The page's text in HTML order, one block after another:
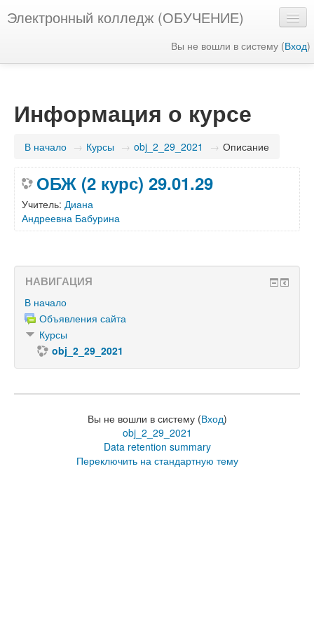
Электронный колледж (ОБУЧЕНИЕ)
Вы не вошли в систему (Вход)
Информация о курсе
В начало → Курсы → obj_2_29_2021 → Описание
ОБЖ (2 курс) 29.01.29
Учитель: Диана
Андреевна Бабурина
НАВИГАЦИЯ
В начало
Объявления сайта
Курсы
obj_2_29_2021
Вы не вошли в систему (Вход)
obj_2_29_2021
Data retention summary
Переключить на стандартную тему